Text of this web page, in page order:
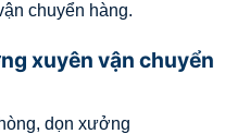
chuyển hàng.
xuyên vận chuyển
dọn xưởng